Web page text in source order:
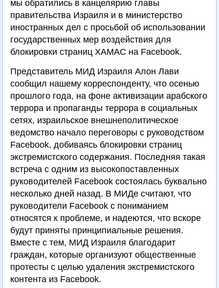
мы обратились в канцелярию главы
правительства Израиля и в министерство
иностранных дел с просьбой об использовании
государственных мер воздействия для
блокировки страниц ХАМАС на Facebook.
Представитель МИД Израиля Алон Лави
сообщил нашему корреспонденту, что осенью
прошлого года, на фоне активизации арабского
террора и пропаганды террора в социальных
сетях, израильское внешнеполитическое
ведомство начало переговоры с руководством
Facebook, добиваясь блокировки страниц
экстремистского содержания. Последняя такая
встреча с одним из высокопоставленных
руководителей Facebook состоялась буквально
несколько дней назад. В МИДе считают, что
руководители Facebook с пониманием
относятся к проблеме, и надеются, что вскоре
будут приняты принципиальные решения.
Вместе с тем, МИД Израиля благодарит
граждан, которые организуют общественные
протесты с целью удаления экстремистского
контента из Facebook.